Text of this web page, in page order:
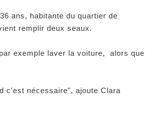
ans, habitante du quartier de
remplir deux seaux.
exemple laver la voiture, alors que
c'est nécessaire", ajoute Clara